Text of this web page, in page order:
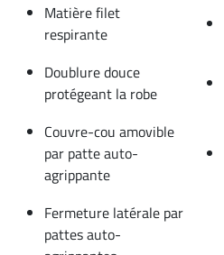
Matière filet
respirante
Doublure douce
protégeant la robe
Couvre-cou amovible
par patte auto-
agrippante
Fermeture latérale par
pattes auto-